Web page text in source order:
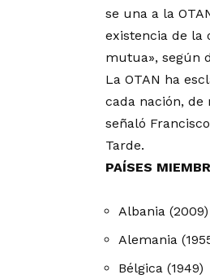
se una a la
existencia de la
mutua», según
La OTAN ha
cada nación, de
señaló
Tarde.
PAÍSES
Albania (2009)
Alemania
Bélgica (1949)